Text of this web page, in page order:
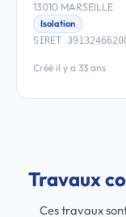
13010 MARSEILLE
Isolation
SIRET
Créé il y a 33 ans
Travaux
Ces travaux